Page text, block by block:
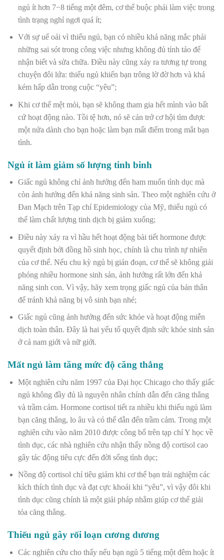
ngủ ít hơn 7−8 tiếng một đêm, cơ thể buộc phải làm việc trong
tình trạng nghỉ ngơi quá ít;
Với sự uể oải vì thiếu ngủ, bạn có nhiều khả năng mắc phải
những sai sót trong công việc nhưng không đủ tỉnh táo để
nhận biết và sửa chữa. Điều này cũng xảy ra tương tự trong
chuyện đôi lứa: thiếu ngủ khiến bạn trông lờ đờ hơn và khá
kém hấp dẫn trong cuộc “yêu”;
Khi cơ thể mệt mỏi, bạn sẽ không tham gia hết mình vào bất
cứ hoạt động nào. Tồi tệ hơn, nó sẽ cản trở cơ hội tìm được
một nửa dành cho bạn hoặc làm bạn mất điểm trong mắt bạn
tình.
Ngủ ít làm giảm số lượng tinh binh
Giấc ngủ không chỉ ảnh hưởng đến ham muốn tình dục mà
còn ảnh hưởng đến khả năng sinh sản. Theo một nghiên cứu ở
Đan Mạch trên Tạp chí Epidemiology của Mỹ, thiếu ngủ có
thể làm chất lượng tinh dịch bị giảm xuống;
Điều này xảy ra vì hầu hết hoạt động bài tiết hormone được
quyết định bởi đồng hồ sinh học, chính là chu trình tự nhiên
của cơ thể. Nếu chu kỳ ngủ bị gián đoạn, cơ thể sẽ không giải
phóng nhiều hormone sinh sản, ảnh hưởng rất lớn đển khả
năng sinh con. Vì vậy, hãy xem trọng giấc ngủ của bản thân
để tránh khả năng bị vô sinh bạn nhé;
Giấc ngủ cũng ảnh hưởng đến sức khỏe và hoạt động miễn
dịch toàn thân. Đây là hai yếu tố quyết định sức khỏe sinh sản
ở cả nam giới và nữ giới.
Mất ngủ làm tăng mức độ căng thẳng
Một nghiên cứu năm 1997 của Đại học Chicago cho thấy giấc
ngủ không đầy đủ là nguyên nhân chính dẫn đến căng thẳng
và trầm cảm. Hormone cortisol tiết ra nhiều khi thiếu ngủ làm
bạn căng thẳng, lo âu và có thể dẫn đến trầm cảm. Trong một
nghiên cứu vào năm 2010 được công bố trên tạp chí Y học về
tình dục, các nhà nghiên cứu nhận thấy nồng độ cortisol cao
gây tác động tiêu cực đến đời sống tình dục;
Nồng độ cortisol chỉ tiêu giảm khi cơ thể bạn trải nghiệm các
kích thích tình dục và đạt cực khoái khi “yêu”, vì vậy đôi khi
tình dục cũng chính là một giải pháp nhằm giúp cơ thể giải
tỏa căng thẳng.
Thiếu ngủ gây rối loạn cương dương
Các nghiên cứu cho thấy nếu bạn ngủ 5 tiếng một đêm hoặc ít